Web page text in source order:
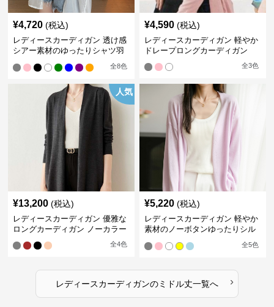
¥4,720 (税込)
レディースカーディガン 透け感
シアー素材のゆったりシャツ羽
全8色
¥4,590 (税込)
レディースカーディガン 軽やか
ドレープロングカーディガン
全3色
人気
¥13,200 (税込)
レディースカーディガン 優雅な
ロングカーディガン ノーカラー
全4色
¥5,220 (税込)
レディースカーディガン 軽やか
素材のノーボタンゆったりシル
全5色
レディースカーディガンのミドル丈一覧へ ›